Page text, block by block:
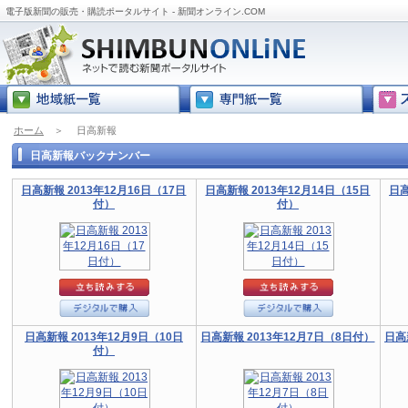
電子版新聞の販売・購読ポータルサイト - 新聞オンライン.COM
ホーム ＞ 日高新報
日高新報バックナンバー
日高新報 2013年12月16日（17日
付）
日高新報 2013年12月14日（15日
付）
日
日高新報 2013年12月9日（10日
付）
日高新報 2013年12月7日（8日付） 日